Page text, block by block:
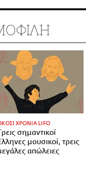
ΧΡΟΝΙΑ LIFO
σημαντικοί
μουσικοί, τρεις
απώλειες